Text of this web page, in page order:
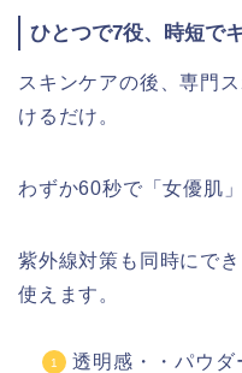
ひとつで7役、時短で
スキンケアの後、専門
けるだけ。
わずか60秒で「女優肌
紫外線対策も同時にで
使えます。
透明感・・パウダ